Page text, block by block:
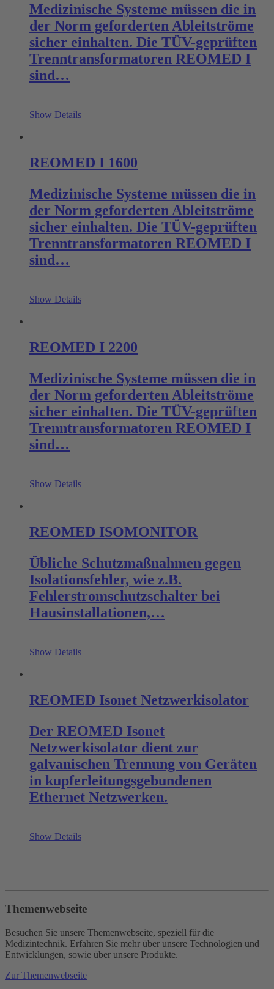
Medizinische Systeme müssen die in
der Norm geforderten Ableitströme
sicher einhalten. Die TÜV-geprüften
Trenntransformatoren REOMED I
sind…
Show Details
REOMED I 1600
Medizinische Systeme müssen die in
der Norm geforderten Ableitströme
sicher einhalten. Die TÜV-geprüften
Trenntransformatoren REOMED I
sind…
Show Details
REOMED I 2200
Medizinische Systeme müssen die in
der Norm geforderten Ableitströme
sicher einhalten. Die TÜV-geprüften
Trenntransformatoren REOMED I
sind…
Show Details
REOMED ISOMONITOR
Übliche Schutzmaßnahmen gegen
Isolationsfehler, wie z.B.
Fehlerstromschutzschalter bei
Hausinstallationen,…
Show Details
REOMED Isonet Netzwerkisolator
Der REOMED Isonet
Netzwerkisolator dient zur
galvanischen Trennung von Geräten
in kupferleitungsgebundenen
Ethernet Netzwerken.
Show Details
Themenwebseite
Besuchen Sie unsere Themenwebseite, speziell für die
Medizintechnik. Erfahren Sie mehr über unsere Technologien und
Entwicklungen, sowie über unsere Produkte.
Zur Themenwebseite